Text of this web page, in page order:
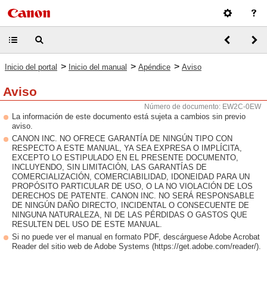
Inicio del portal > Inicio del manual > Apéndice > Aviso
Aviso
Número de documento: EW2C-0EW
La información de este documento está sujeta a cambios sin previo
aviso.
CANON INC. NO OFRECE GARANTÍA DE NINGÚN TIPO CON
RESPECTO A ESTE MANUAL, YA SEA EXPRESA O IMPLÍCITA,
EXCEPTO LO ESTIPULADO EN EL PRESENTE DOCUMENTO,
INCLUYENDO, SIN LIMITACIÓN, LAS GARANTÍAS DE
COMERCIALIZACIÓN, COMERCIABILIDAD, IDONEIDAD PARA UN
PROPÓSITO PARTICULAR DE USO, O LA NO VIOLACIÓN DE LOS
DERECHOS DE PATENTE. CANON INC. NO SERÁ RESPONSABLE
DE NINGÚN DAÑO DIRECTO, INCIDENTAL O CONSECUENTE DE
NINGUNA NATURALEZA, NI DE LAS PÉRDIDAS O GASTOS QUE
RESULTEN DEL USO DE ESTE MANUAL.
Si no puede ver el manual en formato PDF, descárguese Adobe Acrobat
Reader del sitio web de Adobe Systems (https://get.adobe.com/reader/).